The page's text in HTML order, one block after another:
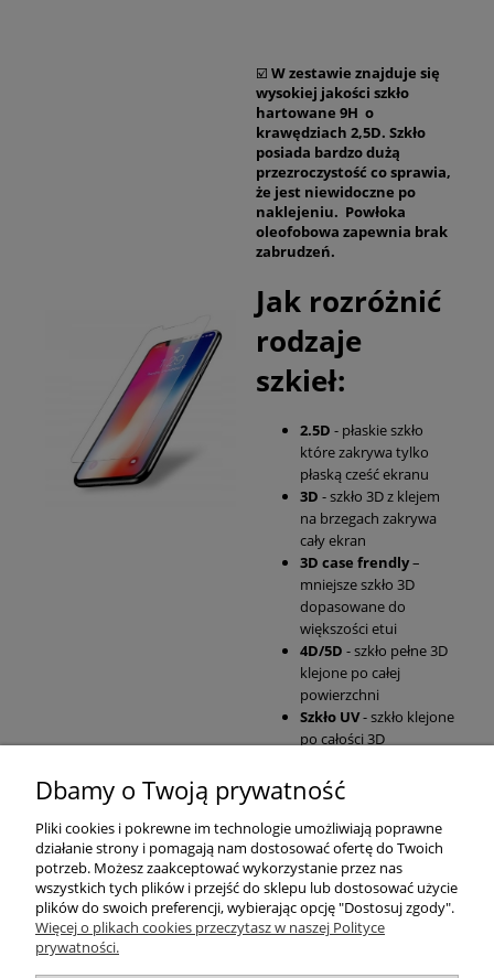
☑️ W zestawie znajduje się
wysokiej jakości szkło
hartowane 9H o
krawędziach 2,5D. Szkło
posiada bardzo dużą
przezroczystość co sprawia,
że jest niewidoczne po
naklejeniu. Powłoka
oleofobowa zapewnia brak
zabrudzeń.
Jak rozróżnić
rodzaje
szkieł:
2.5D - płaskie szkło
które zakrywa tylko
płaską cześć ekranu
3D - szkło 3D z klejem
na brzegach zakrywa
cały ekran
3D case frendly–
mniejsze szkło 3D
dopasowane do
większości etui
4D/5D - szkło pełne 3D
klejone po całej
powierzchni
Szkło UV- szkło klejone
po całości 3D
Pomoc
Moje konto
Płatności i dostawa
Dbamy o Twoją prywatność
Pliki cookies i pokrewne im technologie umożliwiają poprawne
działanie strony i pomagają nam dostosować ofertę do Twoich
potrzeb. Możesz zaakceptować wykorzystanie przez nas
wszystkich tych plików i przejść do sklepu lub dostosować użycie
plików do swoich preferencji, wybierając opcję "Dostosuj zgody".
Więcej o plikach cookies przeczytasz w naszej Polityce
prywatności.